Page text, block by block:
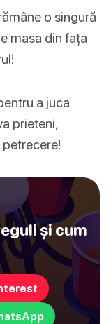
o singură
masa din fața
a juca
prieteni,
și cum